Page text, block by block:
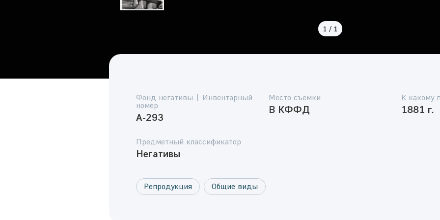
1 / 1
Фонд негативы | Инвентарный
номер
А-293
Место съемки
В КФФД
К какому
1881 г.
Предметный классификатор
Негативы
Репродукция Общие виды